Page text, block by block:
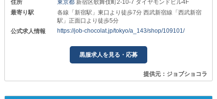
住所 東京都 新宿区歌舞伎町2-10-7 ダイヤモンドビル4F
最寄り駅
各線「新宿駅」東口より徒歩7分 西武新宿線「西武新宿
駅」正面口より徒歩5分
公式求人情報
https://job-chocolat.jp/tokyo/a_143/shop/109101/
黒服求人を見る・応募
提供元：ジョブショコラ